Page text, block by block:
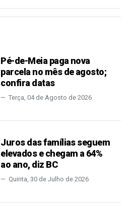
Pé-de-Meia paga nova
parcela no mês de agosto;
confira datas
Terça, 04 de Agosto de 2026
Juros das famílias seguem
elevados e chegam a 64%
ao ano, diz BC
Quinta, 30 de Julho de 2026